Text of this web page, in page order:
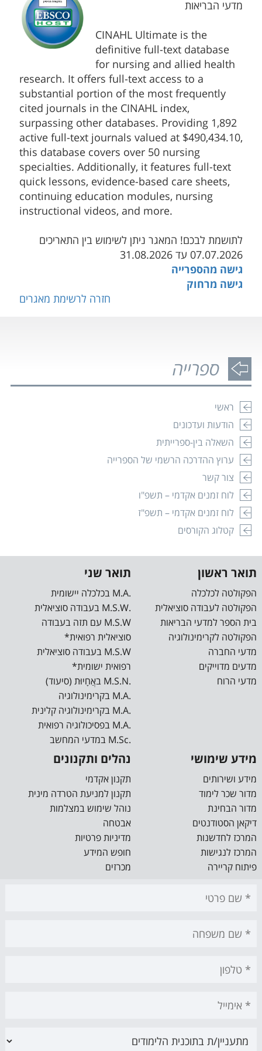
מדעי הבריאות
CINAHL Ultimate is the
definitive full-text database
for nursing and allied health
research. It offers full-text access to a
substantial portion of the most frequently
cited journals in the CINAHL index,
surpassing other databases. Providing 1,892
active full-text journals valued at $490,434.10,
this database covers over 50 nursing
specialties. Additionally, it features full-text
quick lessons, evidence-based care sheets,
continuing education modules, nursing
instructional videos, and more.
לתושמת לבכם! המאגר ניתן לשימוש בין התאריכים
07.07.2026 עד 31.08.2026
גישה מהספרייה
גישה מרחוק
חזרה לרשימת מאגרים
ספרייה
ראשי
הודעות ועדכונים
השאלה בין-ספרייתית
ערוץ ההדרכה הרשמי של הספרייה
צור קשר
לוח זמנים אקדמי – תשפ"ו
לוח זמנים אקדמי – תשפ"ז
קטלוג הקורסים
תואר ראשון
הפקולטה לכלכלה
הפקולטה לעבודה סוציאלית
בית הספר למדעי הבריאות
הפקולטה לקרימינולוגיה
מדעי החברה
מדעים מדוייקים
מדעי הרוח
תואר שני
.M.A בכלכלה יישומית
.M.S.W בעבודה סוציאלית
M.S.W עם תזה בעבודה
סוציאלית רפואית*
M.S.W בעבודה סוציאלית
רפואית ישומית*
.M.S.N באֲחָיוּת (סיעוד)
.M.A בקרימינולוגיה
.M.A בקרימינולוגיה קלינית
.M.A בפסיכולוגיה רפואית
.M.Sc במדעי המחשב
מידע שימושי
מידע ושירותים
מדור שכר לימוד
מדור הבחינת
דיקאן הסטודנטים
המרכז לחדשנות
המרכז לנגישות
פיתוח קריירה
נהלים ותקנונים
תקנון אקדמי
תקנון למניעת הטרדה מינית
נוהל שימוש במצלמות
אבטחה
מדיניות פרטיות
חופש המידע
מכרזים